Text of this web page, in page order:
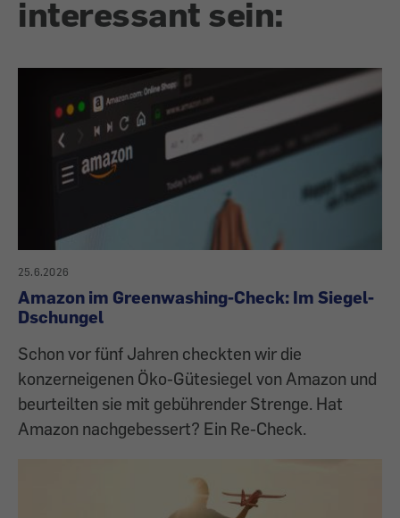
interessant sein:
25.6.2026
Amazon im Greenwashing-Check: Im Siegel-
Dschungel
Schon vor fünf Jahren checkten wir die
konzerneigenen Öko-Gütesiegel von Amazon und
beurteilten sie mit gebührender Strenge. Hat
Amazon nachgebessert? Ein Re-Check.